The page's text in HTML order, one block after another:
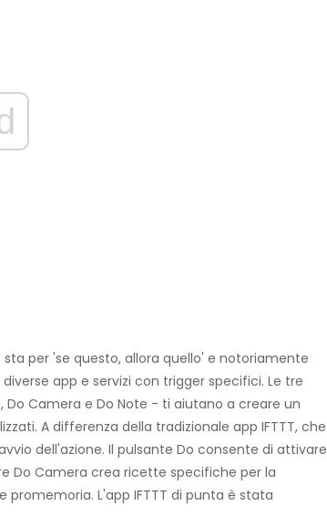
sta per 'se questo, allora quello' e notoriamente
app e servizi con trigger specifici. Le tre
Do Camera e Do Note - ti aiutano a creare un
A differenza della tradizionale app IFTTT, che
dell'azione. Il pulsante Do consente di attivare
Do Camera crea ricette specifiche per la
L'app IFTTT di punta è stata